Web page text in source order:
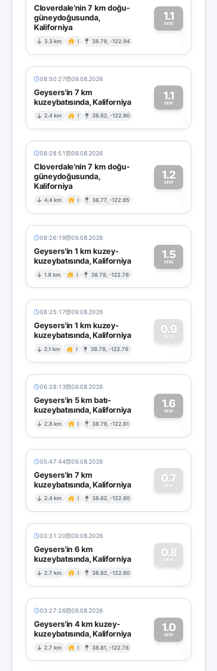
Cloverdale'nin 7 km doğu-
güneydoğusunda,
Kaliforniya
3.3 km I 38.79, -122.94
1.1
MW
1
08:50:27 09.08.2026
Geysers'in 7 km
kuzeybatısında, Kaliforniya
2.4 km I 38.82, -122.80
1.1
MW1
08:28:51 09.08.2026
Cloverdale'nin 7 km doğu-
güneydoğusunda,
Kaliforniya
4.4 km I 38.77, -122.95
1.2
MW
1
08:26:19 09.08.2026
Geysers'in 1 km kuzey-
kuzeybatısında, Kaliforniya
1.8 km I 38.78, -122.76
1.5
MW1
08:25:17 09.08.2026
Geysers'in 1 km kuzey-
kuzeybatısında, Kaliforniya
2.1 km I 38.78, -122.76
0.9
MW
0
06:28:13 09.08.2026
Geysers'in 5 km batı-
kuzeybatısında, Kaliforniya
2.8 km I 38.79, -122.81
1.6
MW1
05:47:44 09.08.2026
Geysers'in 7 km
kuzeybatısında, Kaliforniya
2.4 km I 38.82, -122.80
0.7
MW
0
03:31:20 09.08.2026
Geysers'in 6 km
kuzeybatısında, Kaliforniya
2.7 km I 38.82, -122.80
0.8
MW
0
03:27:26 09.08.2026
Geysers'in 4 km kuzey-
kuzeybatısında, Kaliforniya
2.7 km I 38.81, -122.78
1.0
MW1